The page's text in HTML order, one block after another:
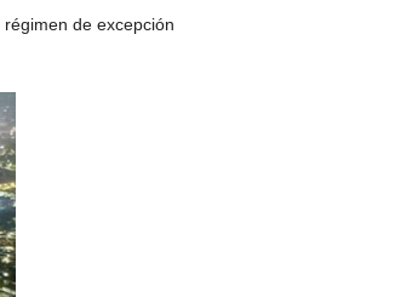
régimen de excepción